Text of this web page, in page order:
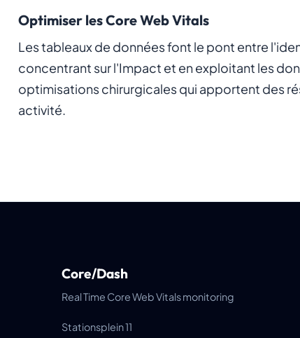
Optimiser les Core Web Vitals
Les tableaux de données font le pont entre
concentrant sur l'Impact et en exploitant les
optimisations chirurgicales qui apportent des
activité.
Core/Dash
Real Time Core Web Vitals monitoring
Stationsplein 11